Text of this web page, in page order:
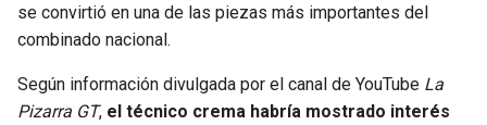
BUCCANEERS
se convirtió en una de las piezas más importantes del
combinado nacional.
Según información divulgada por el canal de YouTube La
Pizarra GT, el técnico crema habría mostrado interés